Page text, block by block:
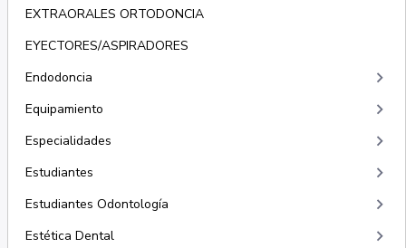
EXTRAORALES ORTODONCIA
EYECTORES/ASPIRADORES
Endodoncia
keyboard_arrow_right
Equipamiento keyboard_arrow_right
Especialidades keyboard_arrow_right
Estudiantes keyboard_arrow_right
Estudiantes Odontología keyboard_arrow_right
Estética Dental keyboard_arrow_right